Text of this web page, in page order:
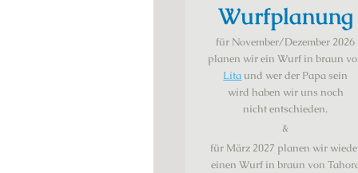
Wurfplanung
für November/Dezember 2026
planen wir ein Wurf in braun
Lita und wer der Papa sein
wird haben wir uns noch
nichtentschieden.
&
für März 2027 planen wir
einen Wurf in braun von